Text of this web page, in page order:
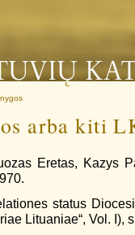
arba kiti
Eretas, Kazys
status
Lituaniae“, Vol. I),